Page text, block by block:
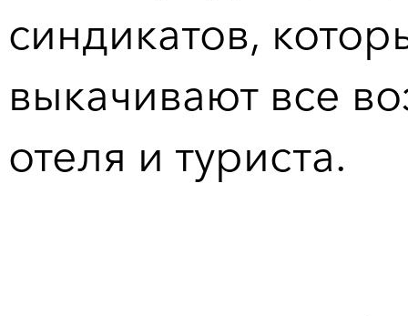
синдикатов,
выкачивают все
отеля и туриста.